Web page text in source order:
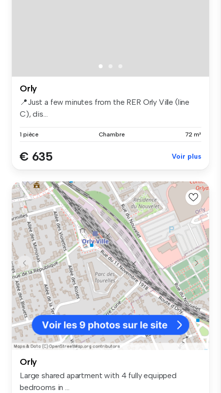
Orly
📍Just a few minutes from the RER Orly Ville (line
C), dis...
1 pièce Chambre 72 m²
€ 635 Voir plus
Orly
Large shared apartment with 4 fully equipped
bedrooms in ...